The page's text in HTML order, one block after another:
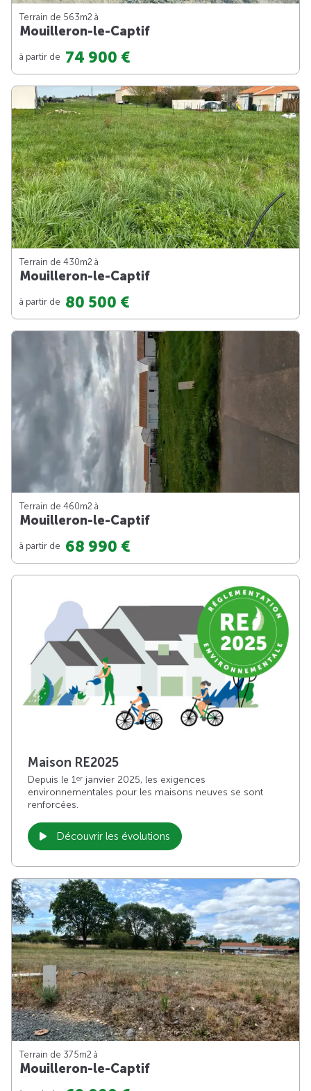
Terrain de 563m2 à
Mouilleron-le-Captif
à partir de 74 900 €
Terrain de 430m2 à
Mouilleron-le-Captif
à partir de 80 500 €
Terrain de 460m2 à
Mouilleron-le-Captif
à partir de 68 990 €
Maison RE2025
Depuis le 1er janvier 2025, les exigences
environnementales pour les maisons neuves se sont
renforcées.
Découvrir les évolutions
Terrain de 375m2 à
Mouilleron-le-Captif